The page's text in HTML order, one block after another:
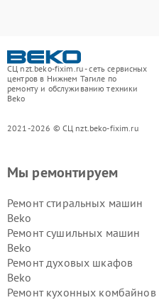
СЦ nzt.beko-fixim.ru - сеть сервисных
центров в Нижнем Тагиле по
ремонту и обслуживанию техники
Beko
2021-2026 © СЦ nzt.beko-fixim.ru
Мы ремонтируем
Ремонт стиральных машин
Beko
Ремонт сушильных машин
Beko
Ремонт духовых шкафов
Beko
Ремонт кухонных комбайнов